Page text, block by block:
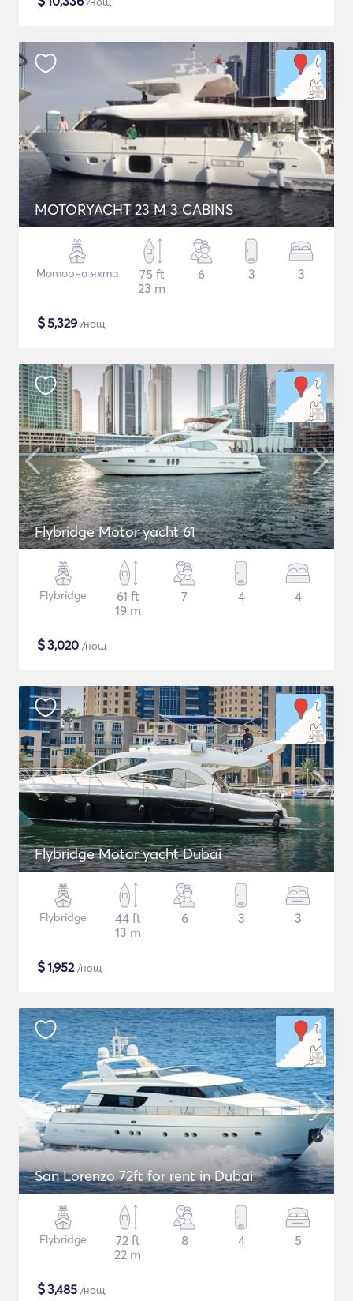
MOTORYACHT 23 M 3 CABINS
Моторна яхта
75 ft
23 m
6 3 3
$5,329 /нощ
Flybridge Motor yacht 61
Flybridge
61 ft
19 m
7 4 4
$3,020 /нощ
Flybridge Motor yacht Dubai
Flybridge
44 ft
13 m
6 3 3
$1,952/нощ
San Lorenzo 72ft for rent in Dubai
Flybridge
72 ft
22 m
8 4 5
$3,485 /нощ